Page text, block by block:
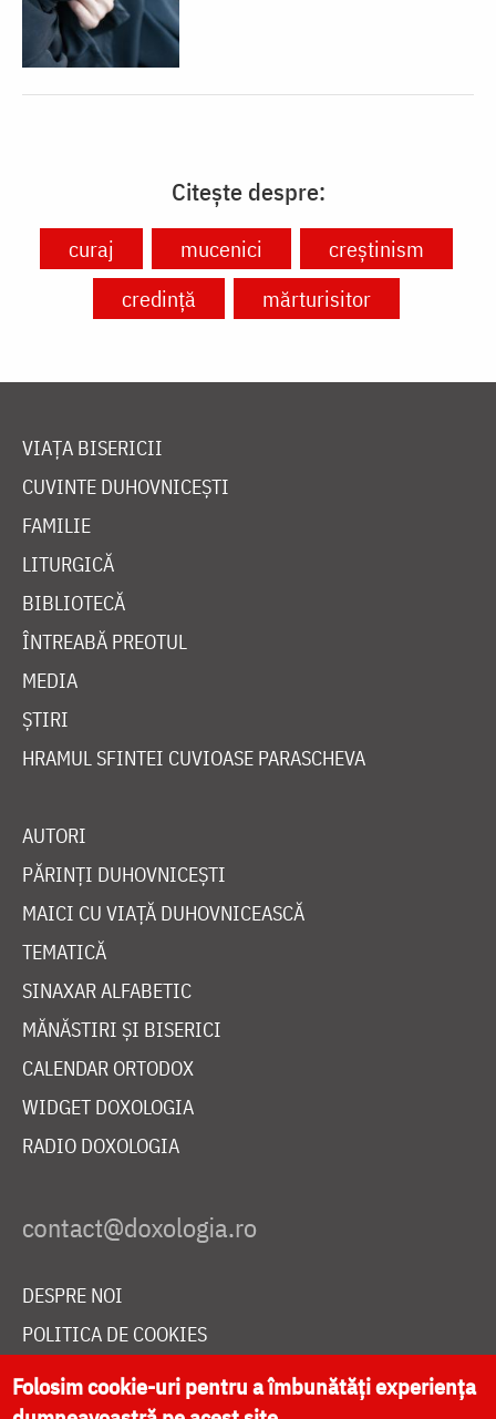
Citește despre:
curaj mucenici
creștinism
credință
mărturisitor
VIAȚA BISERICII
CUVINTE DUHOVNICEȘTI
FAMILIE
LITURGICĂ
BIBLIOTECĂ
ÎNTREABĂ PREOTUL
MEDIA
ȘTIRI
HRAMUL SFINTEI CUVIOASE PARASCHEVA
AUTORI
PĂRINȚI DUHOVNICEȘTI
MAICI CU VIAȚĂ DUHOVNICEASCĂ
TEMATICĂ
SINAXAR ALFABETIC
MĂNĂSTIRI ȘI BISERICI
CALENDAR ORTODOX
WIDGET DOXOLOGIA
RADIO DOXOLOGIA
DESPRE NOI
POLITICA DE COOKIES
DONEAZĂ ONLINE PENTRU CATEDRALA NAȚIONALĂ
Folosim cookie-uri pentru a îmbunătăți experiența